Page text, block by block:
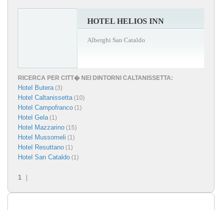
HOTEL HELIOS INN
Alberghi San Cataldo
RICERCA PER CITT� NEI DINTORNI CALTANISSETTA:
Hotel Butera(3)
Hotel Caltanissetta(10)
Hotel Campofranco (1)
Hotel Gela(1)
Hotel Mazzarino (15)
Hotel Mussomeli (1)
Hotel Resuttano (1)
Hotel San Cataldo (1)
1 |